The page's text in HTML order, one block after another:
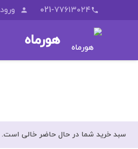
phone021-۷۷۶۱۳۰۲۴ person ورود
هورماه
سبد خرید شما در حال حاضر خالی است.